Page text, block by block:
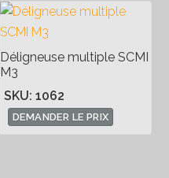
Déligneuse multiple SCMI
M3
SKU: 1062
DEMANDER LE PRIX